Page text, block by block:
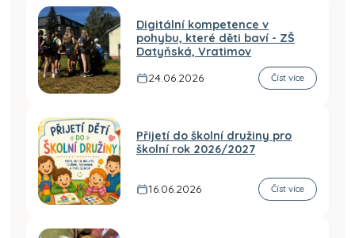
Digitální kompetence v
pohybu, které děti baví - ZŠ
Datyňská, Vratimov
24.06.2026
Číst více
Přijetí do školní družiny pro
školní rok 2026/2027
16.06.2026 Číst více